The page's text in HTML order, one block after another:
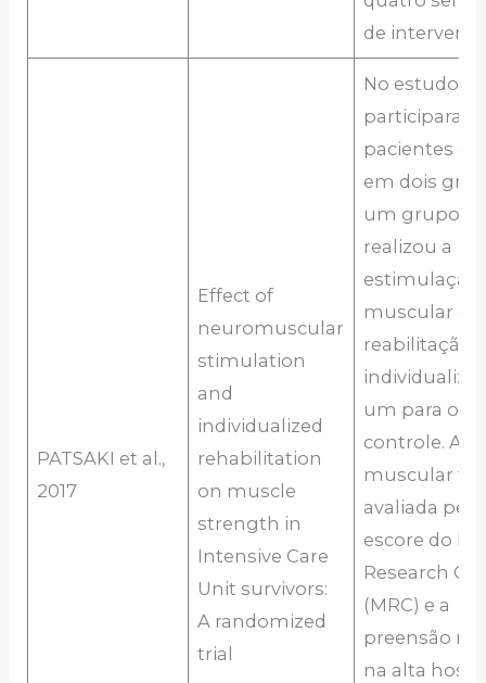
de
PATSAKI et al.,
2017
Effect of
neuromuscular
stimulation
and
individualized
rehabilitation
on muscle
strength in
Intensive Care
Unit survivors:
A randomized
trial
No estudo
participaram
pacientes
em dois
um grupo
realizou a
estimulação
muscular e
reabilitação
um para o
controle. A
muscular foi
avaliada pelo
escore do
Research
(MRC) e a
preensão
na alta